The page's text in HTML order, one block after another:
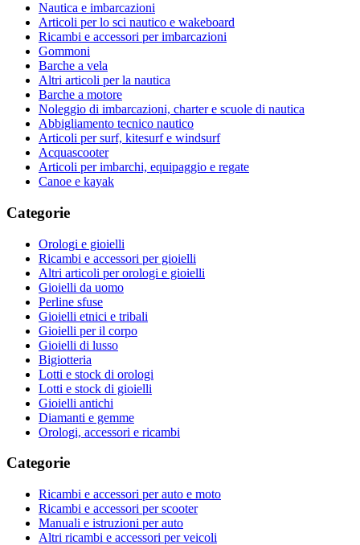
Nautica e imbarcazioni
Articoli per lo sci nautico e wakeboard
Ricambi e accessori per imbarcazioni
Gommoni
Barche a vela
Altri articoli per la nautica
Barche a motore
Noleggio di imbarcazioni, charter e scuole di nautica
Abbigliamento tecnico nautico
Articoli per surf, kitesurf e windsurf
Acquascooter
Articoli per imbarchi, equipaggio e regate
Canoe e kayak
Categorie
Orologi e gioielli
Ricambi e accessori per gioielli
Altri articoli per orologi e gioielli
Gioielli da uomo
Perline sfuse
Gioielli etnici e tribali
Gioielli per il corpo
Gioielli di lusso
Bigiotteria
Lotti e stock di orologi
Lotti e stock di gioielli
Gioielli antichi
Diamanti e gemme
Orologi, accessori e ricambi
Categorie
Ricambi e accessori per auto e moto
Ricambi e accessori per scooter
Manuali e istruzioni per auto
Altri ricambi e accessori per veicoli